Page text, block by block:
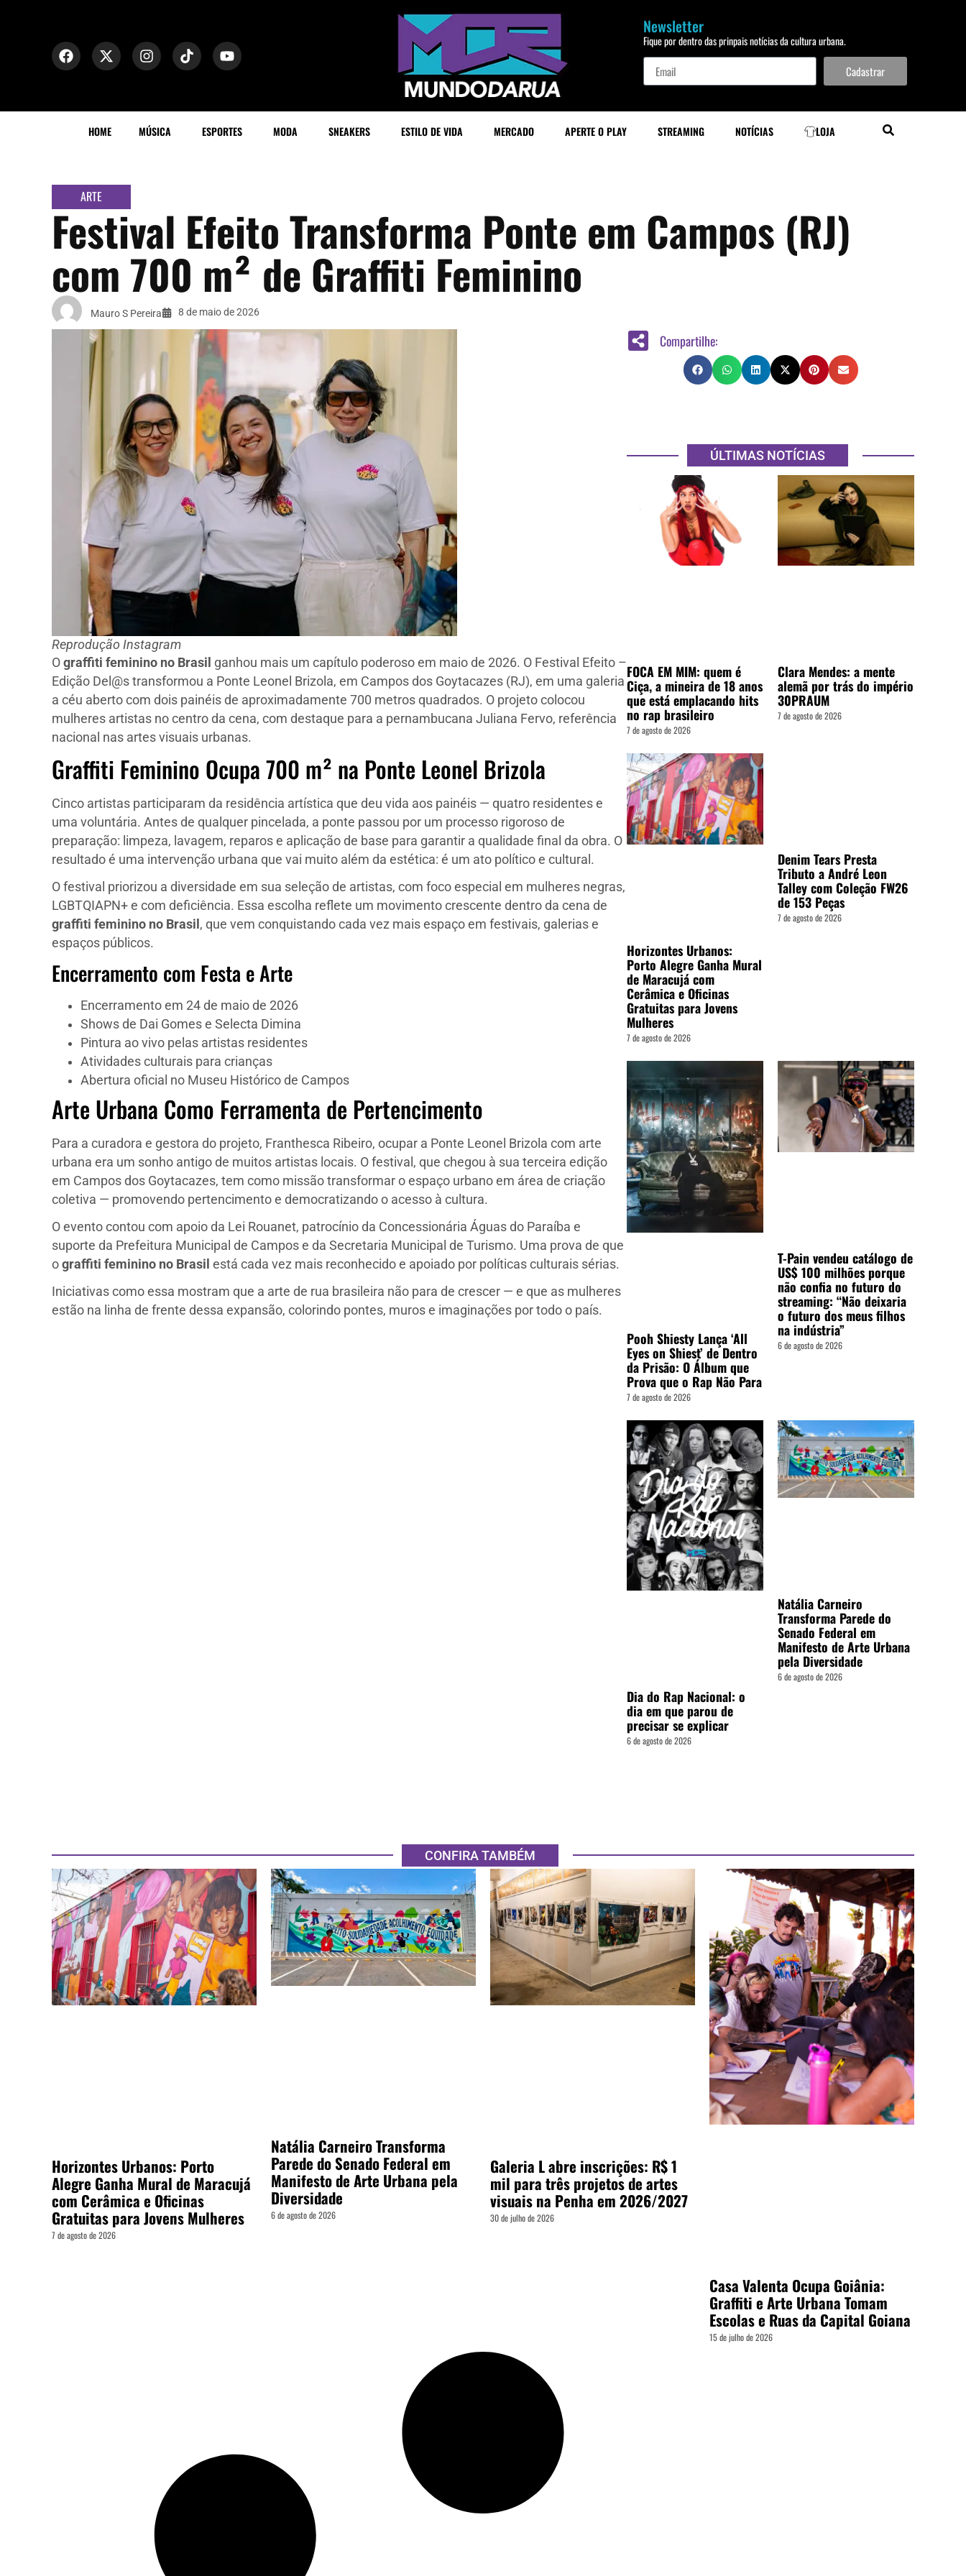
Newsletter
Fique por dentro das prinpais notícias da cultura urbana.
Cadastrar
HOME MÚSICA ESPORTES MODA SNEAKERS ESTILO DE VIDA MERCADO APERTE O PLAY STREAMING NOTÍCIAS LOJA
ARTE
Festival Efeito Transforma Ponte em Campos (RJ)
com 700 m² de Graffiti Feminino
Mauro S Pereira 8 de maio de 2026
Reprodução Instagram
O graffiti feminino no Brasil ganhou mais um capítulo poderoso em maio de 2026. O Festival Efeito –
Edição Del@s transformou a Ponte Leonel Brizola, em Campos dos Goytacazes (RJ), em uma galeria
a céu aberto com dois painéis de aproximadamente 700 metros quadrados. O projeto colocou
mulheres artistas no centro da cena, com destaque para a pernambucana Juliana Fervo, referência
nacional nas artes visuais urbanas.
Graffiti Feminino Ocupa 700 m² na Ponte Leonel Brizola
Cinco artistas participaram da residência artística que deu vida aos painéis — quatro residentes e
uma voluntária. Antes de qualquer pincelada, a ponte passou por um processo rigoroso de
preparação: limpeza, lavagem, reparos e aplicação de base para garantir a qualidade final da obra. O
resultado é uma intervenção urbana que vai muito além da estética: é um ato político e cultural.
O festival priorizou a diversidade em sua seleção de artistas, com foco especial em mulheres negras,
LGBTQIAPN+ e com deficiência. Essa escolha reflete um movimento crescente dentro da cena de
graffiti feminino no Brasil , que vem conquistando cada vez mais espaço em festivais, galerias e
espaços públicos.
Encerramento com Festa e Arte
Encerramento em 24 de maio de 2026
Shows de Dai Gomes e Selecta Dimina
Pintura ao vivo pelas artistas residentes
Atividades culturais para crianças
Abertura oficial no Museu Histórico de Campos
Arte Urbana Como Ferramenta de Pertencimento
Para a curadora e gestora do projeto, Franthesca Ribeiro, ocupar a Ponte Leonel Brizola com arte
urbana era um sonho antigo de muitos artistas locais. O festival, que chegou à sua terceira edição
em Campos dos Goytacazes, tem como missão transformar o espaço urbano em área de criação
coletiva — promovendo pertencimento e democratizando o acesso à cultura.
O evento contou com apoio da Lei Rouanet, patrocínio da Concessionária Águas do Paraíba e
suporte da Prefeitura Municipal de Campos e da Secretaria Municipal de Turismo. Uma prova de que
o graffiti feminino no Brasil está cada vez mais reconhecido e apoiado por políticas culturais sérias.
Iniciativas como essa mostram que a arte de rua brasileira não para de crescer — e que as mulheres
estão na linha de frente dessa expansão, colorindo pontes, muros e imaginações por todo o país.
Compartilhe:
ÚLTIMAS NOTÍCIAS
FOCA EM MIM: quem é
Ciça, a mineira de 18 anos
que está emplacando hits
no rap brasileiro
7 de agosto de 2026
Clara Mendes: a mente
alemã por trás do império
30PRAUM
7 de agosto de 2026
Horizontes Urbanos:
Porto Alegre Ganha Mural
de Maracujá com
Cerâmica e Oficinas
Gratuitas para Jovens
Mulheres
7 de agosto de 2026
Denim Tears Presta
Tributo a André Leon
Talley com Coleção FW26
de 153 Peças
7 de agosto de 2026
Pooh Shiesty Lança ‘All
Eyes on Shiest’ de Dentro
da Prisão: O Álbum que
Prova que o Rap Não Para
7 de agosto de 2026
T-Pain vendeu catálogo de
US$ 100 milhões porque
não confia no futuro do
streaming: “Não deixaria
o futuro dos meus filhos
na indústria”
6 de agosto de 2026
Dia do Rap Nacional: o
dia em que parou de
precisar se explicar
6 de agosto de 2026
Natália Carneiro
Transforma Parede do
Senado Federal em
Manifesto de Arte Urbana
pela Diversidade
6 de agosto de 2026
CONFIRA TAMBÉM
Horizontes Urbanos: Porto
Alegre Ganha Mural de Maracujá
com Cerâmica e Oficinas
Gratuitas para Jovens Mulheres
7 de agosto de 2026
Natália Carneiro Transforma
Parede do Senado Federal em
Manifesto de Arte Urbana pela
Diversidade
6 de agosto de 2026
Galeria L abre inscrições: R$ 1
mil para três projetos de artes
visuais na Penha em 2026/2027
30 de julho de 2026
Casa Valenta Ocupa Goiânia:
Graffiti e Arte Urbana Tomam
Escolas e Ruas da Capital Goiana
15 de julho de 2026